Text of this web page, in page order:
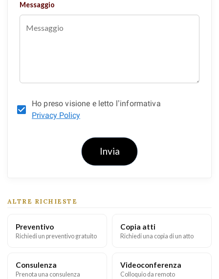
Messaggio
Ho preso visione e letto l’informativa
Privacy Policy
Invia
ALTRE RICHIESTE
Preventivo
Richiedi un preventivo gratuito
Copia atti
Richiedi una copia di un atto
Consulenza
Prenota una consulenza
Videoconferenza
Colloquio da remoto